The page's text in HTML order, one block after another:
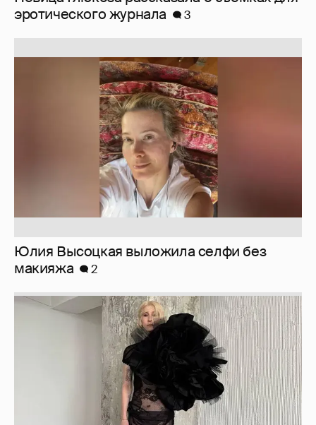
Юлия Высоцкая выложила селфи без
Журналистка Сулим примерила новый